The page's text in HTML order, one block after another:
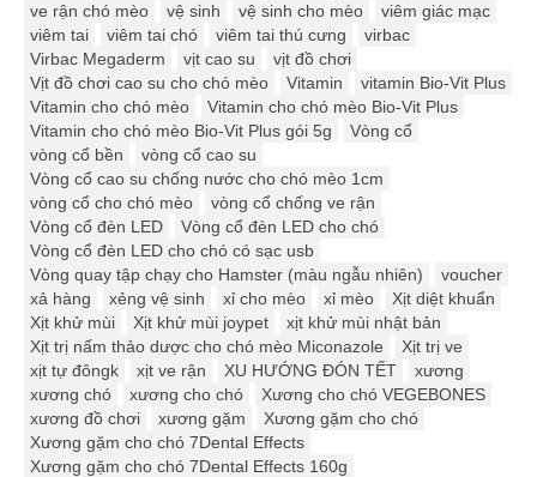
ve rận chó mèo
vệ sinh vệ sinh cho mèo
viêm giác mạc
viêm tai
viêm tai chó viêm tai thú cưng
virbac
Virbac Megaderm
vịt cao su
vịt đồ chơi
Vịt đồ chơi cao su cho chó mèo
Vitamin
vitamin Bio-Vit Plus
Vitamin cho chó mèo
Vitamin cho chó mèo Bio-Vit Plus
Vitamin cho chó mèo Bio-Vit Plus gói 5g
Vòng cổ
vòng cổ bền
vòng cổ cao su
Vòng cổ cao su chống nước cho chó mèo 1cm
vòng cổ cho chó mèo
vòng cổ chống ve rận
Vòng cổ đèn LED
Vòng cổ đèn LED cho chó
Vòng cổ đèn LED cho chó có sạc usb
Vòng quay tập chạy cho Hamster (màu ngẫu nhiên)
voucher
xả hàng
xẻng vệ sinh xỉ cho mèo xỉ mèo
Xịt diệt khuẩn
Xịt khử mùi
Xịt khử mùi joypet
xịt khử mùi nhật bản
Xịt trị nấm thảo dược cho chó mèo Miconazole
Xịt trị ve
xịt tự đôngk
xịt ve rận XU HƯỚNG ĐÓN TẾT
xương
xương chó
xương cho chó
Xương cho chó VEGEBONES
xương đồ chơi
xương gặm
Xương gặm cho chó
Xương gặm cho chó 7Dental Effects
Xương gặm cho chó 7Dental Effects 160g